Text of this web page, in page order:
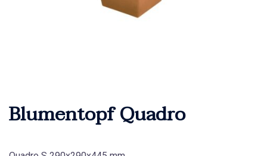
Blumentopf Quadro